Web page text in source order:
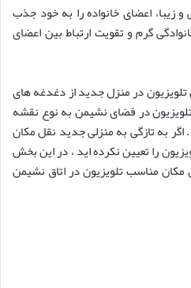
اعضای خانواده را به خود جذب
گرم و تقویت ارتباط بین اعضای
در منزل جدید از دغدغه های
در فضای نشیمن به نوع نقشه
به تازگی به منزلی جدید نقل مکان
را تعیین نکرده اید ، در این بخش
مکان مناسب تلویزیون در اتاق نشیمن